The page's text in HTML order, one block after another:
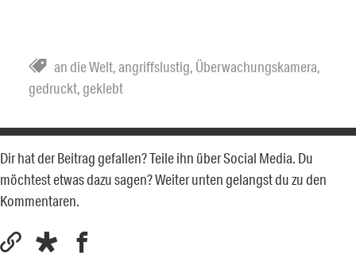
an die Welt,angriffslustig, Überwachungskamera,
gedruckt, geklebt
Dir hat der Beitrag gefallen? Teile ihn über Social Media. Du
möchtest etwas dazu sagen? Weiter unten gelangst du zu den
Kommentaren.